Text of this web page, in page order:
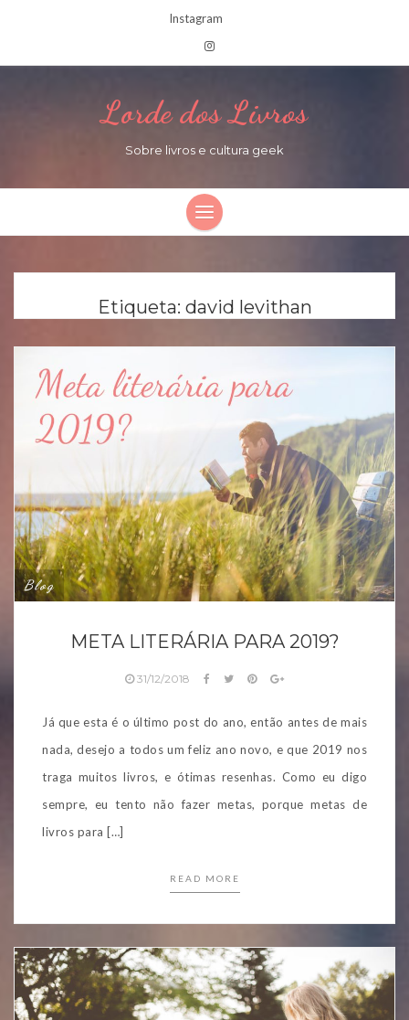
Instagram
Lorde dos Livros
Sobre livros e cultura geek
Etiqueta: david levithan
Blog
META LITERÁRIA PARA 2019?
31/12/2018
Já que esta é o último post do ano, então antes de mais
nada, desejo a todos um feliz ano novo, e que 2019 nos
traga muitos livros, e ótimas resenhas. Como eu digo
sempre, eu tento não fazer metas, porque metas de
livros para […]
READ MORE